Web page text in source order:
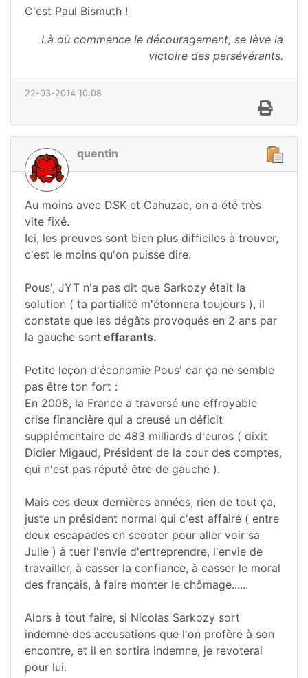
C'est Paul Bismuth !
Là où commence le découragement, se lève la
victoire des persévérants.
22-03-2014 10:08
quentin
Au moins avec DSK et Cahuzac, on a été très
vite fixé.
Ici, les preuves sont bien plus difficiles à trouver,
c'est le moins qu'on puisse dire.
Pous', JYT n'a pas dit que Sarkozy était la
solution ( ta partialité m'étonnera toujours ), il
constate que les dégâts provoqués en 2 ans par
la gauche sont effarants.
Petite leçon d'économie Pous' car ça ne semble
pas être ton fort :
En 2008, la France a traversé une effroyable
crise financière qui a creusé un déficit
supplémentaire de 483 milliards d'euros ( dixit
Didier Migaud, Président de la cour des comptes,
qui n'est pas réputé être de gauche ).
Mais ces deux dernières années, rien de tout ça,
juste un président normal qui c'est affairé ( entre
deux escapades en scooter pour aller voir sa
Julie ) à tuer l'envie d'entreprendre, l'envie de
travailler, à casser la confiance, à casser le moral
des français, à faire monter le chômage......
Alors à tout faire, si Nicolas Sarkozy sort
indemne des accusations que l'on profère à son
encontre, et il en sortira indemne, je revoterai
pour lui.